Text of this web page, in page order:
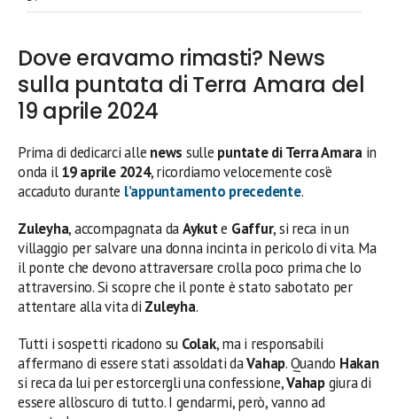
Dove eravamo rimasti? News
sulla puntata di Terra Amara del
19 aprile 2024
Prima di dedicarci alle news sulle puntate di Terra Amarain
onda il19 aprile 2024, ricordiamo velocemente cos’è
accaduto durante l’appuntamento precedente.
Zuleyha, accompagnata daAykute Gaffur, si reca in un
villaggio per salvare una donna incinta in pericolo di vita. Ma
il ponte che devono attraversare crolla poco prima che lo
attraversino. Si scopre che il ponte è stato sabotato per
attentare alla vita di Zuleyha.
Tutti i sospetti ricadono su Colak, ma i responsabili
affermano di essere stati assoldati daVahap. Quando Hakan
si reca da lui per estorcergli una confessione,Vahapgiura di
essere all’oscuro di tutto. I gendarmi, però, vanno ad